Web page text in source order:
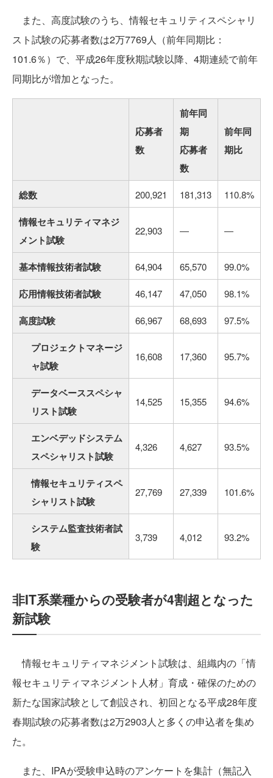
また、高度試験のうち、情報セキュリティスペシャリ
スト試験の応募者数は2万7769人（前年同期比：
101.6％）で、平成26年度秋期試験以降、4期連続で前年
同期比が増加となった。
応募者
数
前年同
期
応募者
数
前年同
期比
総数 200,921 181,313 110.8%
情報セキュリティマネジ
メント試験
22,903 ― ―
基本情報技術者試験 64,904 65,570 99.0%
応用情報技術者試験 46,147 47,050 98.1%
高度試験 66,967 68,693 97.5%
プロジェクトマネージ
ャ試験
16,608 17,360 95.7%
データベーススペシャ
リスト試験
14,525 15,355 94.6%
エンベデッドシステム
スペシャリスト試験
4,326 4,627 93.5%
情報セキュリティスペ
シャリスト試験
27,769 27,339 101.6%
システム監査技術者試
験
3,739 4,012 93.2%
非IT系業種からの受験者が4割超となった
新試験
情報セキュリティマネジメント試験は、組織内の「情
報セキュリティマネジメント人材」育成・確保のための
新たな国家試験として創設され、初回となる平成28年度
春期試験の応募者数は2万2903人と多くの申込者を集め
た。
また、IPAが受験申込時のアンケートを集計（無記入